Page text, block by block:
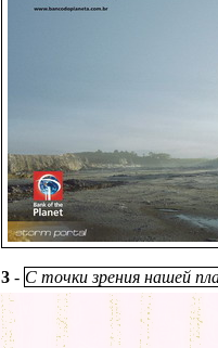
3 - С точки зрения нашей